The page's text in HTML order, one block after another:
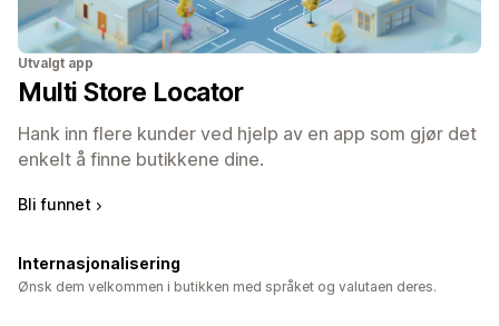
Utvalgt app
Multi Store Locator
Hank inn flere kunder ved hjelp av en app som gjør det
enkelt å finne butikkene dine.
Bli funnet
Internasjonalisering
Ønsk dem velkommen i butikken med språket og valutaen deres.